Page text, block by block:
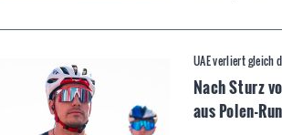
UAE verliert gleich
Nach Sturz
aus Polen-